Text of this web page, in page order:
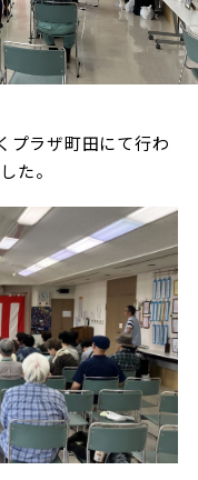
FOLLOW
プラザ町田にて行わ
た。